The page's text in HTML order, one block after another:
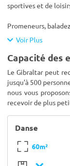
sportives et de
Promeneurs,
Voir Plus
Capacité des
Le Gibraltar peut
jusqu'à 500
nous vous
recevoir de plus
Danse
60m²